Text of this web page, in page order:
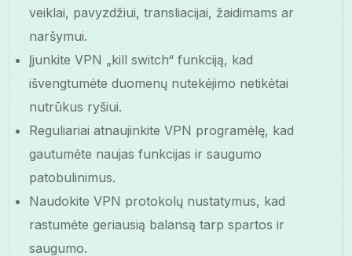
veiklai, pavyzdžiui, transliacijai, žaidimams ar
naršymui.
Įjunkite VPN „kill switch“ funkciją, kad
išvengtumėte duomenų nutekėjimo netikėtai
nutrūkus ryšiui.
Reguliariai atnaujinkite VPN programėlę, kad
gautumėte naujas funkcijas ir saugumo
patobulinimus.
Naudokite VPN protokolų nustatymus, kad
rastumėte geriausią balansą tarp spartos ir
saugumo.